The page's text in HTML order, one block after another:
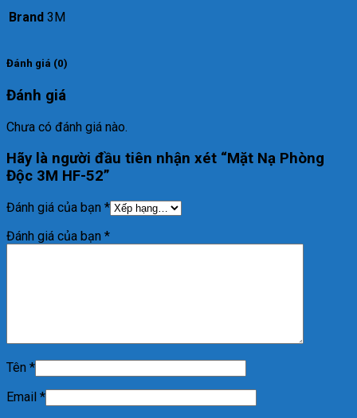
Brand 3M
Đánh giá (0)
Đánh giá
Chưa có đánh giá nào.
Hãy là người đầu tiên nhận xét “Mặt Nạ Phòng
Độc 3M HF-52”
Đánh giá của bạn *
Đánh giá của bạn *
Tên *
Email *